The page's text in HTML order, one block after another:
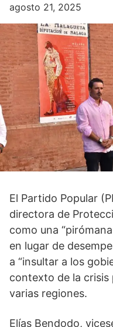
agosto 21, 2025
El Partido Popular
directora de
como una
en lugar de
a “insultar a los
contexto de la
varias regiones.
Elías Bendodo,